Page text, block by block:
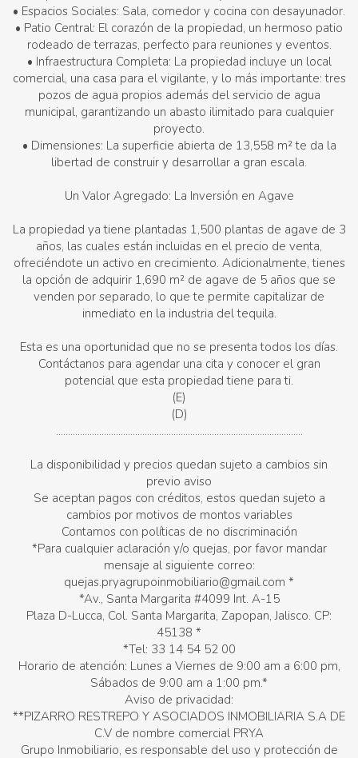
• Espacios Sociales: Sala, comedor y cocina con desayunador.
• Patio Central: El corazón de la propiedad, un hermoso patio
rodeado de terrazas, perfecto para reuniones y eventos.
• Infraestructura Completa: La propiedad incluye un local
comercial, una casa para el vigilante, y lo más importante: tres
pozos de agua propios además del servicio de agua
municipal, garantizando un abasto ilimitado para cualquier
proyecto.
• Dimensiones: La superficie abierta de 13,558 m² te da la
libertad de construir y desarrollar a gran escala.
Un Valor Agregado: La Inversión en Agave
La propiedad ya tiene plantadas 1,500 plantas de agave de 3
años, las cuales están incluidas en el precio de venta,
ofreciéndote un activo en crecimiento. Adicionalmente, tienes
la opción de adquirir 1,690 m² de agave de 5 años que se
venden por separado, lo que te permite capitalizar de
inmediato en la industria del tequila.
Esta es una oportunidad que no se presenta todos los días.
Contáctanos para agendar una cita y conocer el gran
potencial que esta propiedad tiene para ti.
(E)
(D)
.......................................................................................................
La disponibilidad y precios quedan sujeto a cambios sin
previo aviso
Se aceptan pagos con créditos, estos quedan sujeto a
cambios por motivos de montos variables
Contamos con políticas de no discriminación
*Para cualquier aclaración y/o quejas, por favor mandar
mensaje al siguiente correo:
quejas.pryagrupoinmobiliario@gmail.com *
*Av., Santa Margarita #4099 Int. A-15
Plaza D-Lucca, Col. Santa Margarita, Zapopan, Jalisco. CP:
45138 *
*Tel: 33 14 54 52 00
Horario de atención: Lunes a Viernes de 9:00 am a 6:00 pm,
Sábados de 9:00 am a 1:00 pm.*
Aviso de privacidad:
**PIZARRO RESTREPO Y ASOCIADOS INMOBILIARIA S.A DE
C.V de nombre comercial PRYA
Grupo Inmobiliario, es responsable del uso y protección de